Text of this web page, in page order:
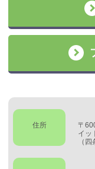
住所
〒
イッ
（